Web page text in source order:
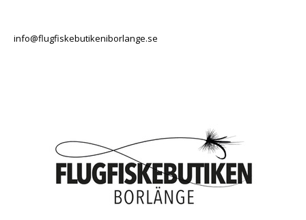
info@flugfiskebutikeniborlange.se